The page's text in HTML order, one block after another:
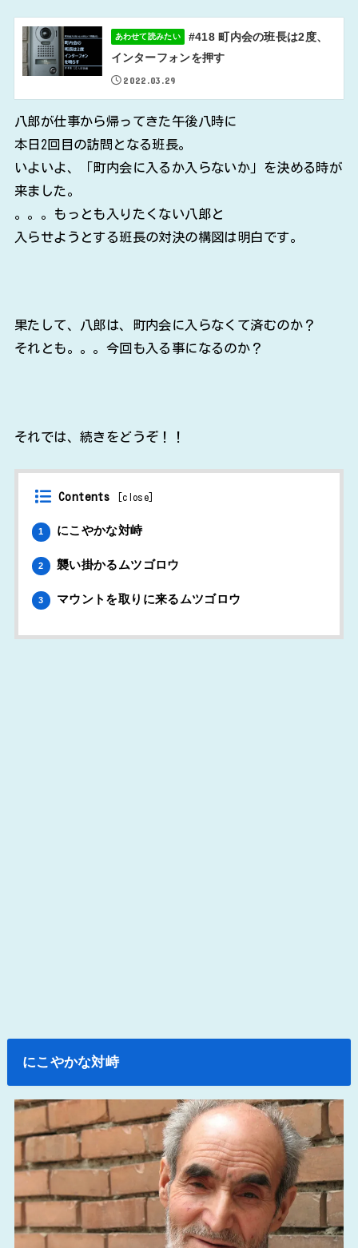
あわせて読みたい
#418 町内会の班長は2度、
インターフォンを押す
2022.03.29
八郎が仕事から帰ってきた午後八時に
本日2回目の訪問となる班長。
いよいよ、「町内会に入るか入らないか」を決める時が
来ました。
。。。もっとも入りたくない八郎と
入らせようとする班長の対決の構図は明白です。
果たして、八郎は、町内会に入らなくて済むのか？
それとも。。。今回も入る事になるのか？
それでは、続きをどうぞ！！
Contents close
1 にこやかな対峙
2 襲い掛かるムツゴロウ
3 マウントを取りに来るムツゴロウ
にこやかな対峙